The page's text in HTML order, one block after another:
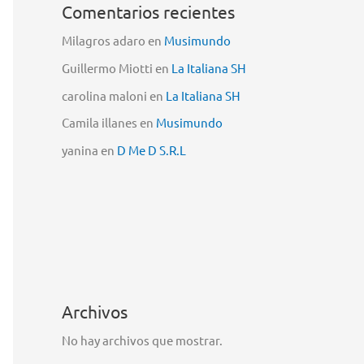
Comentarios recientes
Milagros adaro en Musimundo
Guillermo Miotti en La Italiana SH
carolina maloni en La Italiana SH
Camila illanes en Musimundo
yanina en D Me D S.R.L
Archivos
No hay archivos que mostrar.